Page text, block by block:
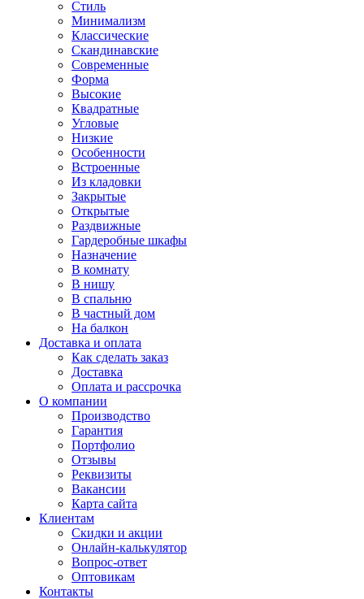
Стиль
Минимализм
Классические
Скандинавские
Современные
Форма
Высокие
Квадратные
Угловые
Низкие
Особенности
Встроенные
Из кладовки
Закрытые
Открытые
Раздвижные
Гардеробные шкафы
Назначение
В комнату
В нишу
В спальню
В частный дом
На балкон
Доставка и оплата
Как сделать заказ
Доставка
Оплата и рассрочка
О компании
Производство
Гарантия
Портфолио
Отзывы
Реквизиты
Вакансии
Карта сайта
Клиентам
Скидки и акции
Онлайн-калькулятор
Вопрос-ответ
Оптовикам
Контакты